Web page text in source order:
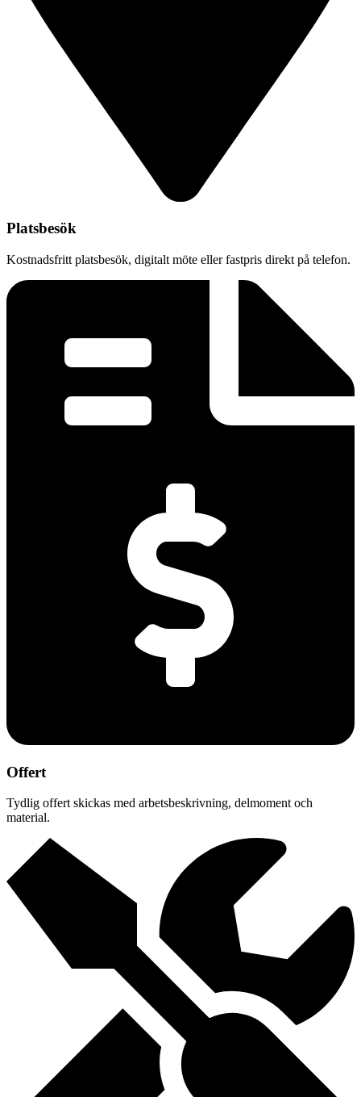
Platsbesök
Kostnadsfritt platsbesök, digitalt möte eller fastpris direkt på telefon.
Offert
Tydlig offert skickas med arbetsbeskrivning, delmoment och
material.